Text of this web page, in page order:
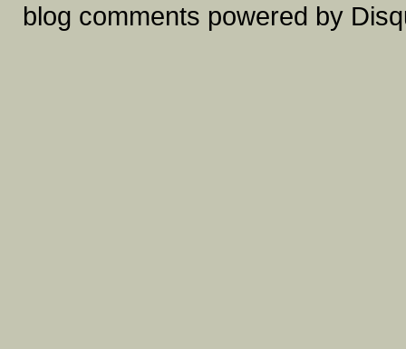
blog comments powered by